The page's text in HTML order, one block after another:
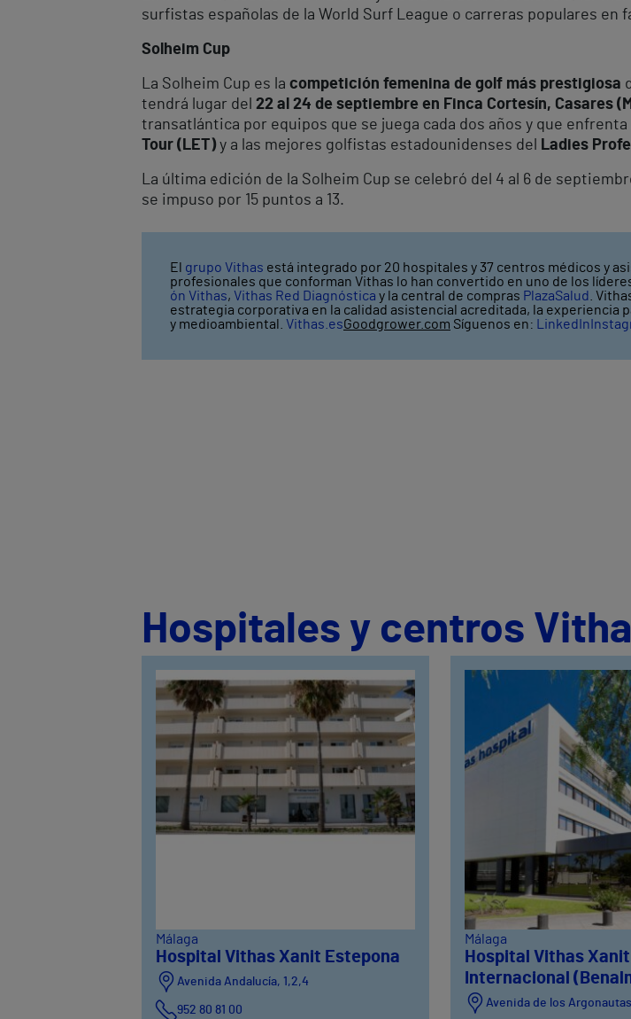
surfistas españolas de la World Surf League o carreras populares en
Solheim Cup
La Solheim Cup es la competición femenina de golf más prestigiosa
tendrá lugar del 22 al 24 de septiembre en Finca Cortesín, Casares
transatlántica por equipos que se juega cada dos años y que
Tour (LET)y a las mejores golfistas estadounidenses del Ladies
La última edición de la Solheim Cup se celebró del 4 al 6 de
se impuso por 15 puntos a 13.
El grupo Vithas está integrado por 20 hospitales y 37 centros médicos y
profesionales que conforman Vithas lo han convertido en uno de los
ón Vithas, Vithas Red Diagnóstica y la central de compras PlazaSalud .
estrategia corporativa en la calidad asistencial acreditada, la experiencia
y medioambiental. Vithas.esGoodgrower.com Síguenos en: LinkedIn
Hospitales y centros
Málaga
Hospital Vithas Xanit Estepona
Avenida Andalucía, 1,2,4
952 80 81 00
Málaga
Hospital Vithas Xanit
Internacional
Avenida de los